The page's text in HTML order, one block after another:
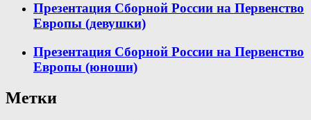
Презентация Сборной России на Первенство
Европы (девушки)
Презентация Сборной России на Первенство
Европы (юноши)
Метки